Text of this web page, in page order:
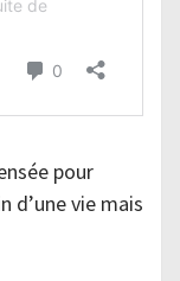
pour
d’une vie mais